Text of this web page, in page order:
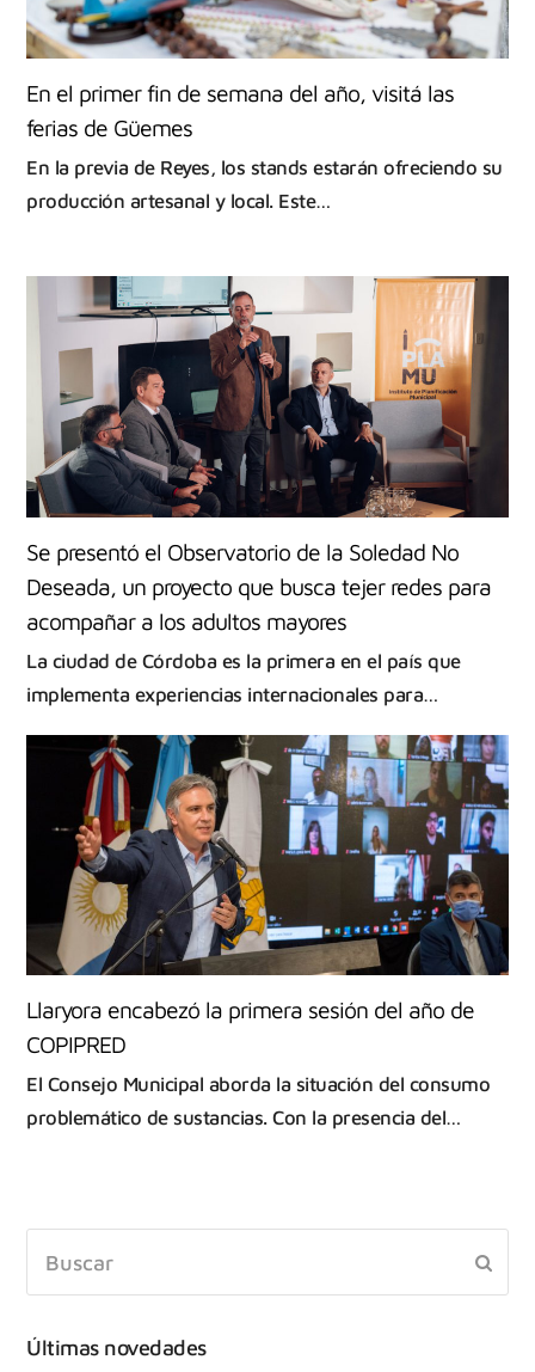
En el primer fin de semana del año, visitá las
ferias de Güemes
En la previa de Reyes, los stands estarán ofreciendo su
producción artesanal y local. Este…
Se presentó el Observatorio de la Soledad No
Deseada, un proyecto que busca tejer redes para
acompañar a los adultos mayores
La ciudad de Córdoba es la primera en el país que
implementa experiencias internacionales para…
Llaryora encabezó la primera sesión del año de
COPIPRED
El Consejo Municipal aborda la situación del consumo
problemático de sustancias. Con la presencia del…
Últimas novedades